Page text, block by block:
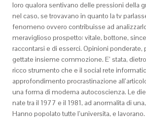
loro qualora sentivano delle pressioni della
nel caso, se trovavano in quanto la tv
fenomeno ovvero contribuisse ad
meraviglioso prospetto: vitale, bottone,
raccontarsi e di esserci. Opinioni ponderate,
gettate insieme commozione. E’ stata,
ricco strumento che e il social rete
approfondimento procrastinazione
una forma di moderna autocoscienza. Le
nate tra il 1977 e il 1981, ad anormalita di una,
Hanno popolato tutte l’universita, e